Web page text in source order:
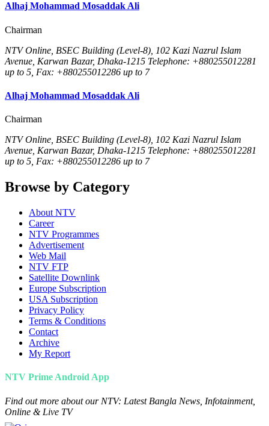
Alhaj Mohammad Mosaddak Ali
Chairman
NTV Online, BSEC Building (Level-8), 102 Kazi Nazrul Islam
Avenue, Karwan Bazar, Dhaka-1215 Telephone: +880255012281
up to 5, Fax: +880255012286 up to 7
Alhaj Mohammad Mosaddak Ali
Chairman
NTV Online, BSEC Building (Level-8), 102 Kazi Nazrul Islam
Avenue, Karwan Bazar, Dhaka-1215 Telephone: +880255012281
up to 5, Fax: +880255012286 up to 7
Browse by Category
About NTV
Career
NTV Programmes
Advertisement
Web Mail
NTV FTP
Satellite Downlink
Europe Subscription
USA Subscription
Privacy Policy
Terms & Conditions
Contact
Archive
My Report
NTV Prime Android App
Find out more about our NTV: Latest Bangla News, Infotainment,
Online & Live TV